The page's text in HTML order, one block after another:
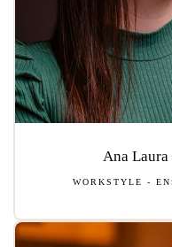
Ana
WORKSTYLE -